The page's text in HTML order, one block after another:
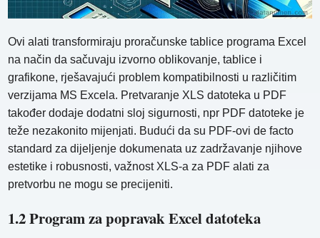
Ovi alati transformiraju proračunske tablice programa Excel
na način da sačuvaju izvorno oblikovanje, tablice i
grafikone, rješavajući problem kompatibilnosti u različitim
verzijama MS Excela. Pretvaranje XLS datoteka u PDF
također dodaje dodatni sloj sigurnosti, npr PDF datoteke je
teže nezakonito mijenjati. Budući da su PDF-ovi de facto
standard za dijeljenje dokumenata uz zadržavanje njihove
estetike i robusnosti, važnost XLS-a za PDF alati za
pretvorbu ne mogu se precijeniti.
1.2 Program za popravak Excel datoteka